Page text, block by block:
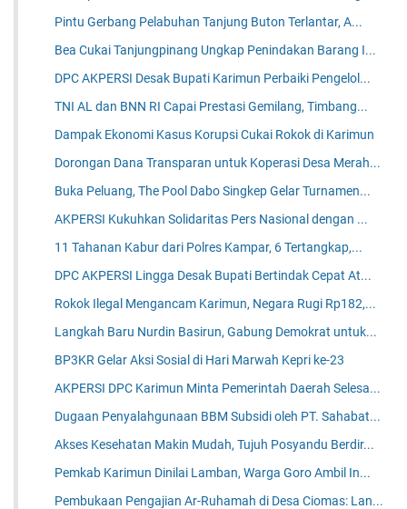
Pintu Gerbang Pelabuhan Tanjung Buton Terlantar, A...
Bea Cukai Tanjungpinang Ungkap Penindakan Barang I...
DPC AKPERSI Desak Bupati Karimun Perbaiki Pengelol...
TNI AL dan BNN RI Capai Prestasi Gemilang, Timbang...
Dampak Ekonomi Kasus Korupsi Cukai Rokok di Karimun
Dorongan Dana Transparan untuk Koperasi Desa Merah...
Buka Peluang, The Pool Dabo Singkep Gelar Turnamen...
AKPERSI Kukuhkan Solidaritas Pers Nasional dengan ...
11 Tahanan Kabur dari Polres Kampar, 6 Tertangkap,...
DPC AKPERSI Lingga Desak Bupati Bertindak Cepat At...
Rokok Ilegal Mengancam Karimun, Negara Rugi Rp182,...
Langkah Baru Nurdin Basirun, Gabung Demokrat untuk...
BP3KR Gelar Aksi Sosial di Hari Marwah Kepri ke-23
AKPERSI DPC Karimun Minta Pemerintah Daerah Selesa...
Dugaan Penyalahgunaan BBM Subsidi oleh PT. Sahabat...
Akses Kesehatan Makin Mudah, Tujuh Posyandu Berdir...
Pemkab Karimun Dinilai Lamban, Warga Goro Ambil In...
Pembukaan Pengajian Ar-Ruhamah di Desa Ciomas: Lan...